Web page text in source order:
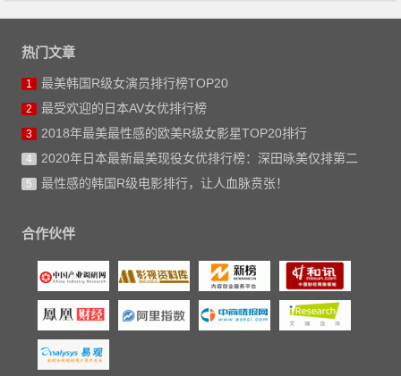
热门文章
1 最美韩国R级女演员排行榜TOP20
2 最受欢迎的日本AV女优排行榜
3 2018年最美最性感的欧美R级女影星TOP20排行
4 2020年日本最新最美现役女优排行榜：深田咏美仅排第二
5 最性感的韩国R级电影排行，让人血脉贲张！
合作伙伴